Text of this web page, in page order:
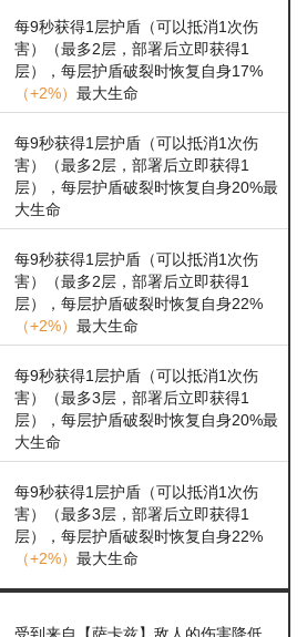
每9秒获得1层护盾（可以抵消1次伤
害）（最多2层，部署后立即获得1
层），每层护盾破裂时恢复自身17%
（+2%） 最大生命
每9秒获得1层护盾（可以抵消1次伤
害）（最多2层，部署后立即获得1
层），每层护盾破裂时恢复自身20%最
大生命
每9秒获得1层护盾（可以抵消1次伤
害）（最多2层，部署后立即获得1
层），每层护盾破裂时恢复自身22%
（+2%） 最大生命
每9秒获得1层护盾（可以抵消1次伤
害）（最多3层，部署后立即获得1
层），每层护盾破裂时恢复自身20%最
大生命
每9秒获得1层护盾（可以抵消1次伤
害）（最多3层，部署后立即获得1
层），每层护盾破裂时恢复自身22%
（+2%） 最大生命